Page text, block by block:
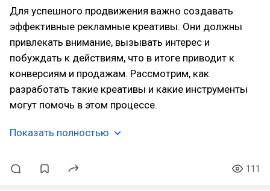
Для успешного продвижения важно создавать
эффективные рекламные креативы. Они должны
привлекать внимание, вызывать интерес и
побуждать к действиям, что в итоге приводит к
конверсиям и продажам. Рассмотрим, как
разработать такие креативы и какие инструменты
могут помочь в этом процессе.
Показать полностью
111